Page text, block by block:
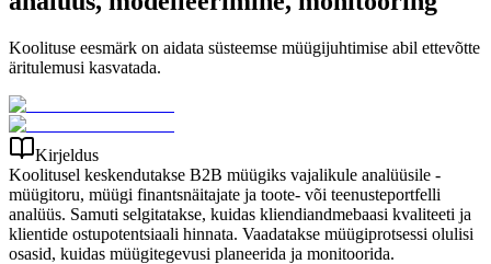
Koolituse eesmärk on aidata süsteemse müügijuhtimise abil ettevõtte
äritulemusi kasvatada.
Kirjeldus
Koolitusel keskendutakse B2B müügiks vajalikule analüüsile -
müügitoru, müügi finantsnäitajate ja toote- või teenusteportfelli
analüüs. Samuti selgitatakse, kuidas kliendiandmebaasi kvaliteeti ja
klientide ostupotentsiaali hinnata. Vaadatakse müügiprotsessi olulisi
osasid, kuidas müügitegevusi planeerida ja monitoorida.